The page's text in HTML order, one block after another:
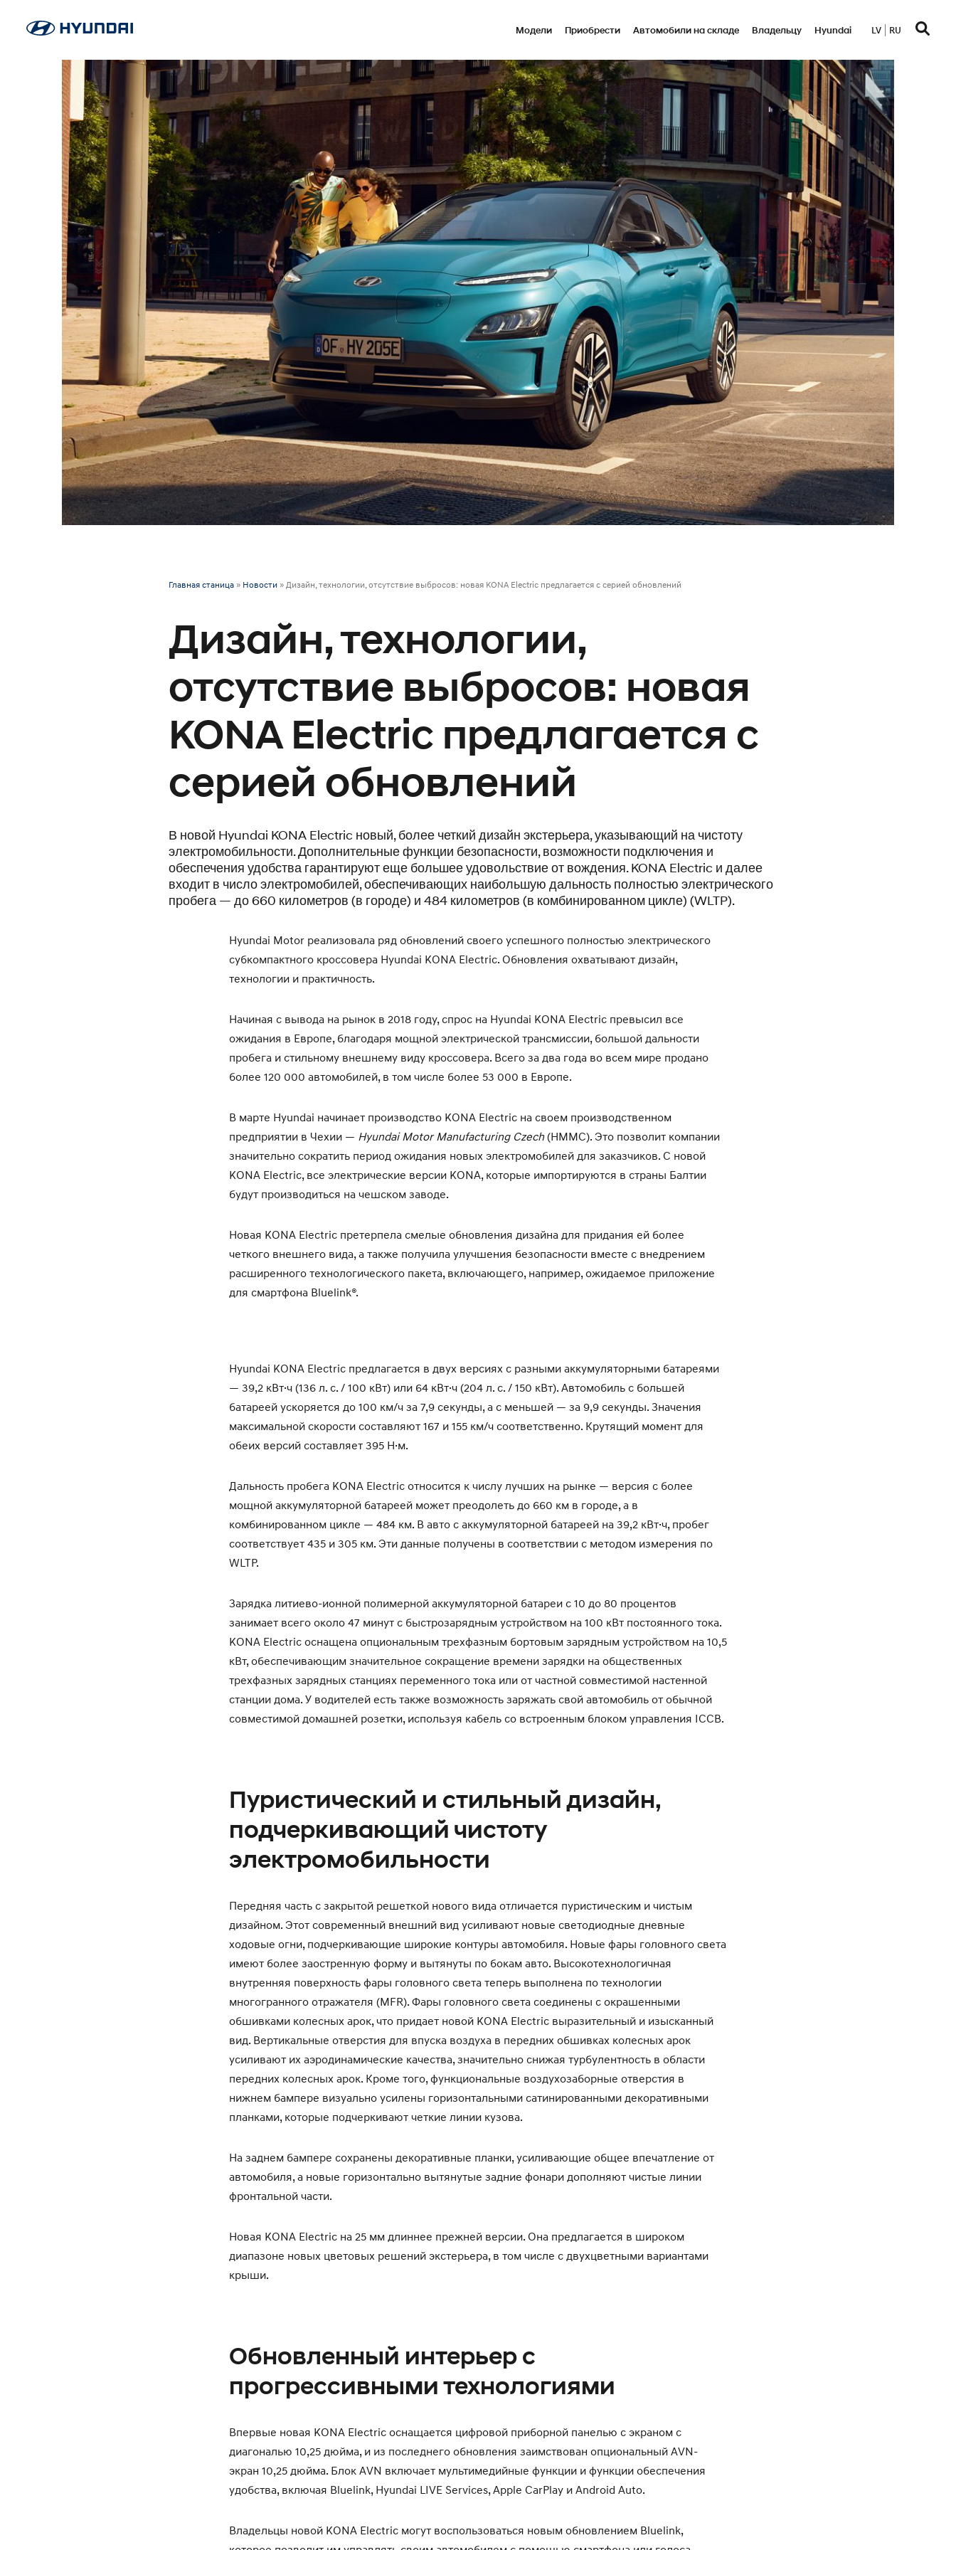
Модели Приобрести Автомобили на складе Bладельцу Hyundai LV RU
Главная станица » Новости » Дизайн, технологии, отсутствие выбросов: новая KONA Electric предлагается с серией обновлений
Дизайн, технологии,
отсутствие выбросов: новая
KONA Electric предлагается с
серией обновлений
В новой Hyundai KONA Electric новый, более четкий дизайн экстерьера, указывающий на чистоту
электромобильности. Дополнительные функции безопасности, возможности подключения и
обеспечения удобства гарантируют еще большее удовольствие от вождения. KONA Electric и далее
входит в число электромобилей, обеспечивающих наибольшую дальность полностью электрического
пробега — до 660 километров (в городе) и 484 километров (в комбинированном цикле) (WLTP).
Hyundai Motor реализовала ряд обновлений своего успешного полностью электрического
субкомпактного кроссовера Hyundai KONA Electric. Обновления охватывают дизайн,
технологии и практичность.
Начиная с вывода на рынок в 2018 году, спрос на Hyundai KONA Electric превысил все
ожидания в Европе, благодаря мощной электрической трансмиссии, большой дальности
пробега и стильному внешнему виду кроссовера. Всего за два года во всем мире продано
более 120 000 автомобилей, в том числе более 53 000 в Европе.
В марте Hyundai начинает производство KONA Electric на своем производственном
предприятии в Чехии — Hyundai Motor Manufacturing Czech(HMMC). Это позволит компании
значительно сократить период ожидания новых электромобилей для заказчиков. С новой
KONA Electric, все электрические версии KONA, которые импортируются в страны Балтии
будут производиться на чешском заводе.
Новая KONA Electric претерпела смелые обновления дизайна для придания ей более
четкого внешнего вида, а также получила улучшения безопасности вместе с внедрением
расширенного технологического пакета, включающего, например, ожидаемое приложение
для смартфона Bluelink®.
Hyundai KONA Electric предлагается в двух версиях с разными аккумуляторными батареями
— 39,2 кВт·ч (136 л. с. / 100 кВт) или 64 кВт·ч (204 л. с. / 150 кВт). Автомобиль с большей
батареей ускоряется до 100 км/ч за 7,9 секунды, а с меньшей — за 9,9 секунды. Значения
максимальной скорости составляют 167 и 155 км/ч соответственно. Крутящий момент для
обеих версий составляет 395 Н·м.
Дальность пробега KONA Electric относится к числу лучших на рынке — версия с более
мощной аккумуляторной батареей может преодолеть до 660 км в городе, а в
комбинированном цикле — 484 км. В авто с аккумуляторной батареей на 39,2 кВт·ч, пробег
соответствует 435 и 305 км. Эти данные получены в соответствии с методом измерения по
WLTP.
Зарядка литиево-ионной полимерной аккумуляторной батареи с 10 до 80 процентов
занимает всего около 47 минут с быстрозарядным устройством на 100 кВт постоянного тока.
KONA Electric оснащена опциональным трехфазным бортовым зарядным устройством на 10,5
кВт, обеспечивающим значительное сокращение времени зарядки на общественных
трехфазных зарядных станциях переменного тока или от частной совместимой настенной
станции дома. У водителей есть также возможность заряжать свой автомобиль от обычной
совместимой домашней розетки, используя кабель со встроенным блоком управления ICCB.
Пуристический и стильный дизайн,
подчеркивающий чистоту
электромобильности
Передняя часть с закрытой решеткой нового вида отличается пуристическим и чистым
дизайном. Этот современный внешний вид усиливают новые светодиодные дневные
ходовые огни, подчеркивающие широкие контуры автомобиля. Новые фары головного света
имеют более заостренную форму и вытянуты по бокам авто. Высокотехнологичная
внутренняя поверхность фары головного света теперь выполнена по технологии
многогранного отражателя (MFR). Фары головного света соединены с окрашенными
обшивками колесных арок, что придает новой KONA Electric выразительный и изысканный
вид. Вертикальные отверстия для впуска воздуха в передних обшивках колесных арок
усиливают их аэродинамические качества, значительно снижая турбулентность в области
передних колесных арок. Кроме того, функциональные воздухозаборные отверстия в
нижнем бампере визуально усилены горизонтальными сатинированными декоративными
планками, которые подчеркивают четкие линии кузова.
На заднем бампере сохранены декоративные планки, усиливающие общее впечатление от
автомобиля, а новые горизонтально вытянутые задние фонари дополняют чистые линии
фронтальной части.
Новая KONA Electric на 25 мм длиннее прежней версии. Она предлагается в широком
диапазоне новых цветовых решений экстерьера, в том числе с двухцветными вариантами
крыши.
Обновленный интерьер с
прогрессивными технологиями
Впервые новая KONA Electric оснащается цифровой приборной панелью с экраном с
диагональю 10,25 дюйма, и из последнего обновления заимствован опциональный AVN-
экран 10,25 дюйма. Блок AVN включает мультимедийные функции и функции обеспечения
удобства, включая Bluelink, Hyundai LIVE Services, Apple CarPlay и Android Auto.
Владельцы новой KONA Electric могут воспользоваться новым обновлением Bluelink,